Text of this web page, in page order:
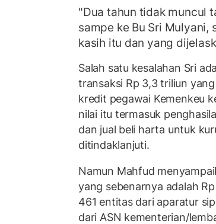
"Dua tahun tidak muncul
sampe ke Bu Sri
kasih itu dan yang
Salah satu kesalahan Sri
transaksi Rp 3,3 triliun
kredit pegawai Kemenkeu
nilai itu termasuk
dan jual beli harta untuk
ditindaklanjuti.
Namun Mahfud
yang sebenarnya adalah
461 entitas dari aparatur
dari ASN kementerian/